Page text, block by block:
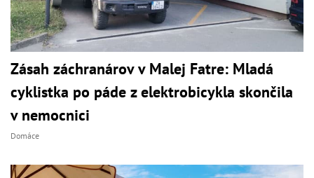
Zásah záchranárov v Malej Fatre: Mladá
cyklistka po páde z elektrobicykla skončila
v nemocnici
Domáce